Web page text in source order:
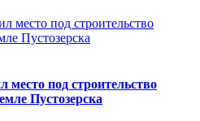
под строительство
Пустозерска